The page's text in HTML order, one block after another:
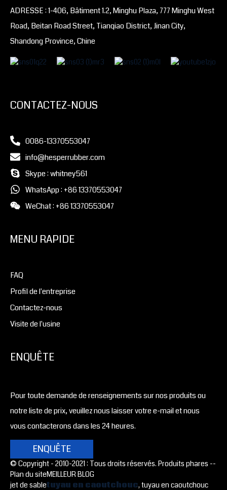
ADRESSE : 1-406, Bâtiment 1.2, Minghu Plaza, 777 Minghu West
Road, Beitan Road Street, Tianqiao District, Jinan City,
Shandong Province, Chine
CONTACTEZ-NOUS
0086-13370553047
info@hesperrubber.com
Skype : whitney561
WhatsApp : +86 13370553047
WeChat : +86 13370553047
MENU RAPIDE
FAQ
Profil de l'entreprise
Contactez-nous
Visite de l'usine
ENQUÊTE
Pour toute demande de renseignements sur nos produits ou
notre liste de prix, veuillez nous laisser votre e-mail et nous
vous contacterons dans les 24 heures.
ENQUÊTE
© Copyright - 2010-2021 : Tous droits réservés. Produits phares --
Plan du siteMEILLEUR BLOG
jet de sabletuyau en caoutchouc, tuyau en caoutchouc